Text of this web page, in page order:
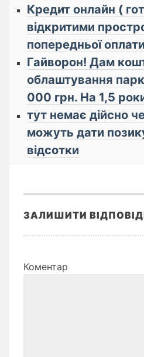
Кредит онлайн (
відкритими
попередньої оплати
Гайворон! Дам
облаштування
000 грн. На 1,5
тут немає дійсно
можуть дати
відсотки
ЗАЛИШИТИ
Коментар